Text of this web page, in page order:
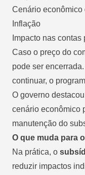
Cenário econômico
Inflação
Impacto nas contas
Caso o preço do
pode ser
continuar, o
O governo
cenário econômico
manutenção do
O que muda para
Na prática, o
reduzir impactos